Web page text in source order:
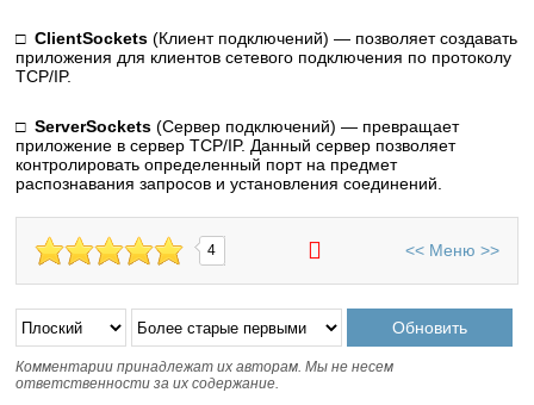
□ClientSockets(Клиент подключений) — позволяет создавать
приложения для клиентов сетевого подключения по протоколу
TCP/IP.
□ServerSockets(Сервер подключений) — превращает
приложение в сервер TCP/IP. Данный сервер позволяет
контролировать определенный порт на предмет
распознавания запросов и установления соединений.
4 << Меню >>
Комментарии принадлежат их авторам. Мы не несем
ответственности за их содержание.